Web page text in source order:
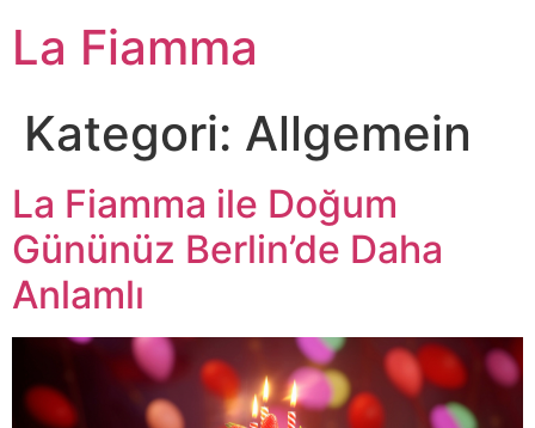
La Fiamma
Kategori: Allgemein
La Fiamma ile Doğum
Gününüz Berlin’de Daha
Anlamlı